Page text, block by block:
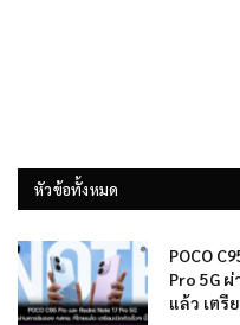
หัวข้อทั้งหมด
POCO
Pro 5G
แล้ว เตรี